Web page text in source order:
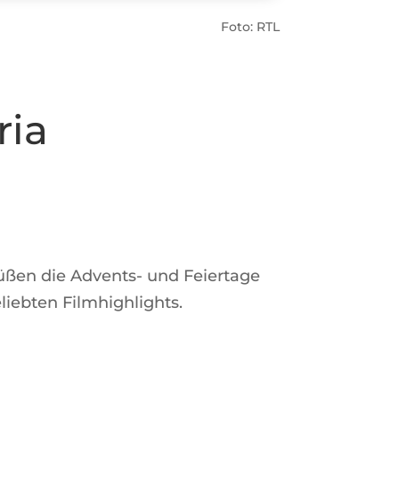
Foto: RTL
die Advents- und Feiertage
Filmhighlights.